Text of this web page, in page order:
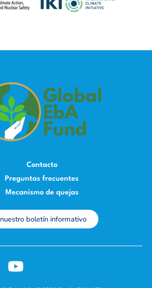
Contacto
Preguntas frecuentes
Mecanismo de quejas
boletín informativo
Y